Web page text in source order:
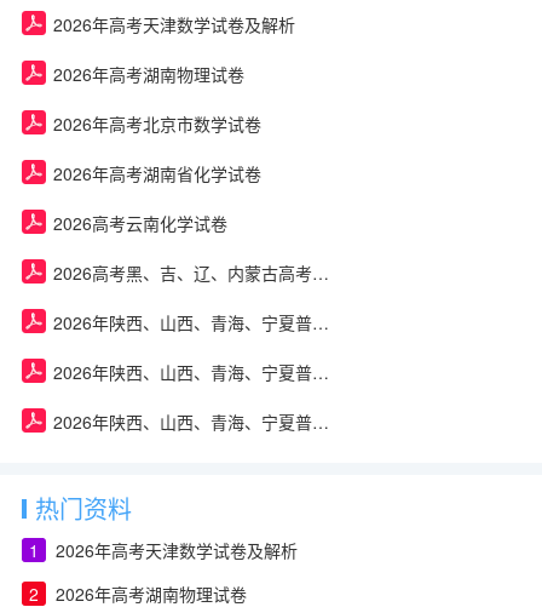
2026年高考天津数学试卷及解析
2026年高考湖南物理试卷
2026年高考北京市数学试卷
2026年高考湖南省化学试卷
2026高考云南化学试卷
2026高考黑、吉、辽、内蒙古高考物理试卷
2026年陕西、山西、青海、宁夏普通高中学业水平选择性考试政治试卷及答案
2026年陕西、山西、青海、宁夏普通高中学业水平选择性考试物理试卷及答案
2026年陕西、山西、青海、宁夏普通高中学业水平选择性考试生物试卷及答案
热门资料
1
2026年高考天津数学试卷及解析
2
2026年高考湖南物理试卷